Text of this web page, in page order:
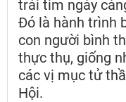
trái tim ngày
Đó là hành trình
con người bình
thực thụ, giống
các vị mục tử
Hội.